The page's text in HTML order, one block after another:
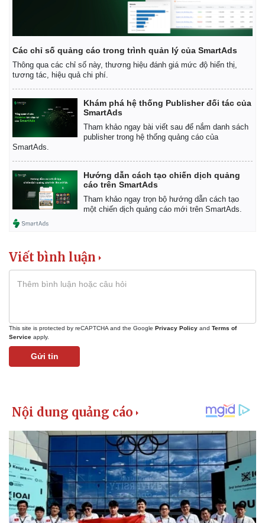
Pháp luật
Quân sự - Quốc phòng
Các chỉ số quảng cáo trong trình quản lý của SmartAds
Thông qua các chỉ số này, thương hiệu đánh giá mức độ hiển thị,
tương tác, hiệu quả chi phí.
Khám phá hệ thống Publisher đối tác của
SmartAds
Tham khảo ngay bài viết sau để nắm danh sách
publisher trong hệ thống quảng cáo của
SmartAds.
Hướng dẫn cách tạo chiến dịch quảng
cáo trên SmartAds
Tham khảo ngay trọn bộ hướng dẫn cách tạo
một chiến dịch quảng cáo mới trên SmartAds.
Viết bình luận
This site is protected by reCAPTCHA and the Google Privacy Policy and Terms of
Service apply.
Gửi tin